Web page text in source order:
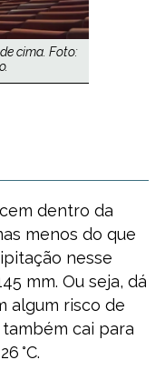
cima. Foto:
dentro da
menos do que
nesse
mm. Ou seja, dá
algum risco de
cai para
°C.